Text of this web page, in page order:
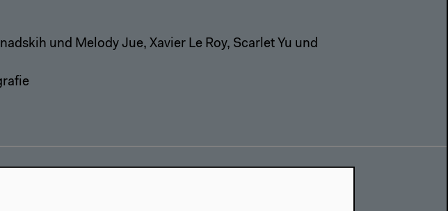
und Melody Jue, Xavier Le Roy, Scarlet Yu und